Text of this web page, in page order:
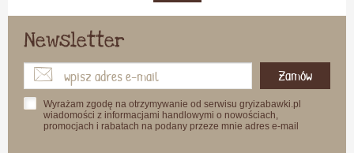
Newsletter
Zamów
Wyrażam zgodę na otrzymywanie od serwisu gryizabawki.pl
wiadomości z informacjami handlowymi o nowościach,
promocjach i rabatach na podany przeze mnie adres e-mail